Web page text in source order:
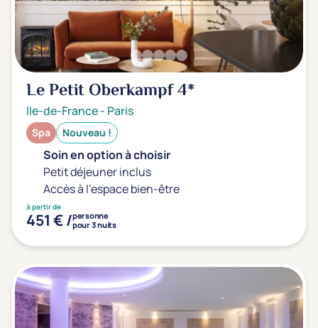
Le Petit Oberkampf4*
Ile-de-France- Paris
Spa Nouveau !
Soin en option à choisir
Petit déjeuner inclus
Accès à l'espace bien-être
à partir de
451 € /personne
pour 3 nuits